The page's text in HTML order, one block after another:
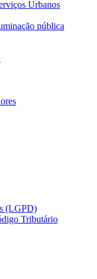
Urbanos
pública
(LGPD)
Tributário